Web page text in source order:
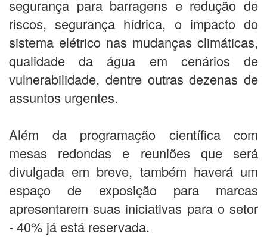
segurança para barragens e redução de
riscos, segurança hídrica, o impacto do
sistema elétrico nas mudanças climáticas,
qualidade da água em cenários de
vulnerabilidade, dentre outras dezenas de
assuntos urgentes.
Além da programação científica com
mesas redondas e reuniões que será
divulgada em breve, também haverá um
espaço de exposição para marcas
apresentarem suas iniciativas para o setor
- 40% já está reservada.